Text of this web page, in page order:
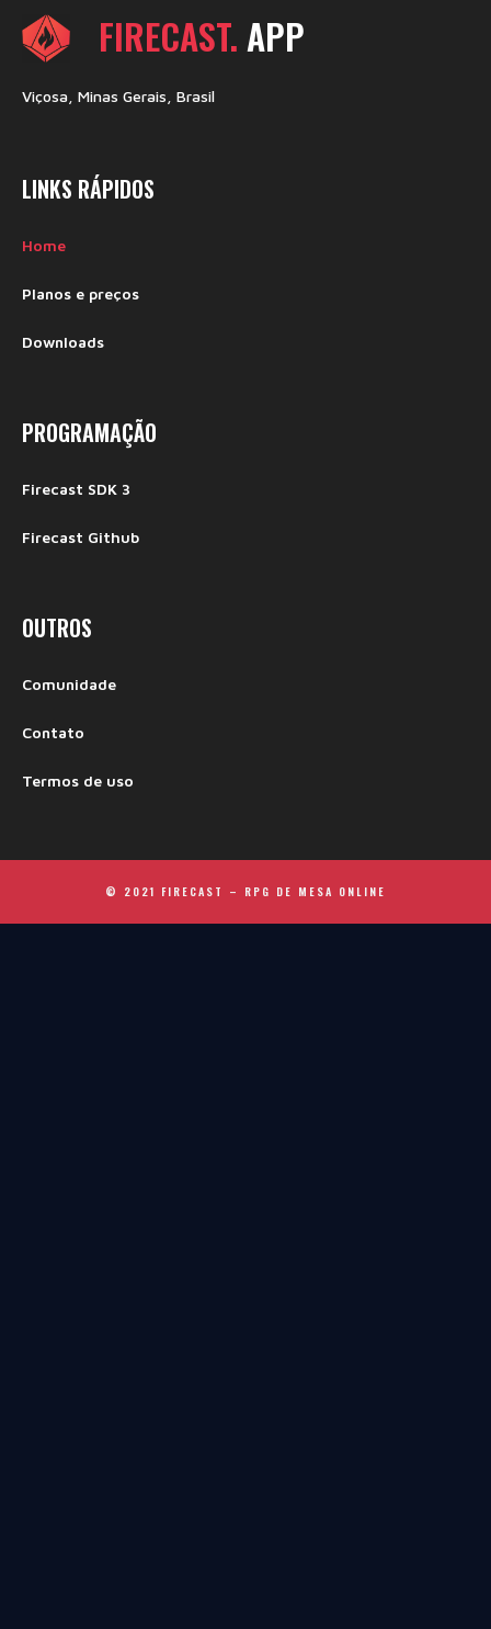
FIRECAST. APP
Viçosa, Minas Gerais, Brasil
LINKS RÁPIDOS
Home
Planos e preços
Downloads
PROGRAMAÇÃO
Firecast SDK 3
Firecast Github
OUTROS
Comunidade
Contato
Termos de uso
© 2021 FIRECAST – RPG DE MESA ONLINE